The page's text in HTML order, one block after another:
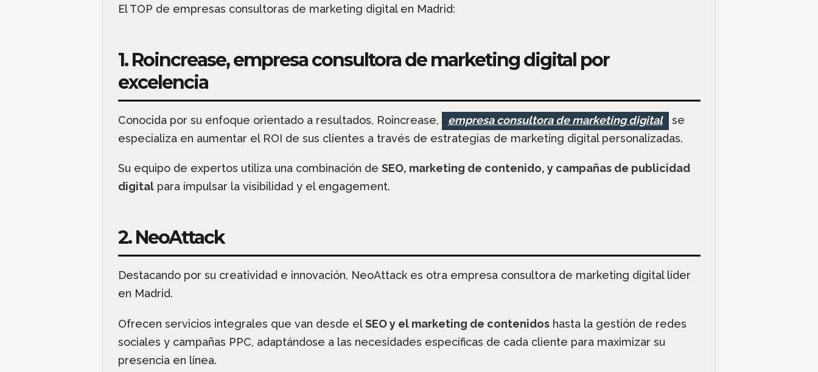
El TOP de empresas consultoras de marketing digital en Madrid:
1. Roincrease, empresa consultora de marketing digital por
excelencia
Conocida por su enfoque orientado a resultados, Roincrease, empresa consultora de marketing digital
se
especializa en aumentar el ROI de sus clientes a través de estrategias de marketing digital personalizadas.
Su equipo de expertos utiliza una combinación de SEO, marketing de contenido, y campañas de publicidad
digitalpara impulsar la visibilidad y el engagement.
2. NeoAttack
Destacando por su creatividad e innovación, NeoAttack es otra empresa consultora de marketing digital líder
en Madrid.
Ofrecen servicios integrales que van desde elSEO y el marketing de contenidoshasta la gestión de redes
sociales y campañas PPC, adaptándose a las necesidades específicas de cada cliente para maximizar su
presencia en línea.